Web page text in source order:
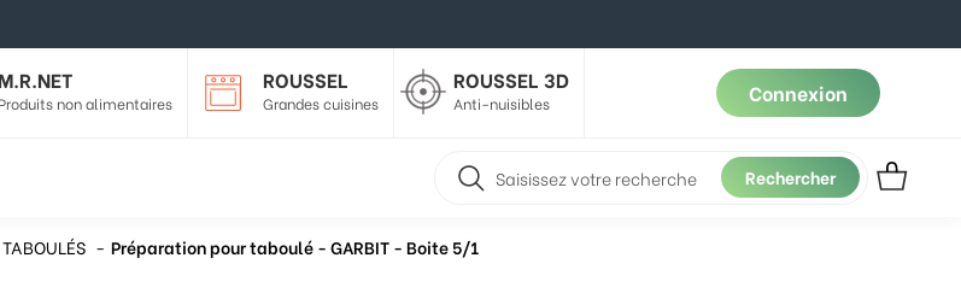
M.R.NET
Produits non alimentaires
ROUSSEL
Grandes cuisines
ROUSSEL 3D
Anti-nuisibles Connexion
Rechercher
Préparation pour taboulé - GARBIT - Boite 5/1